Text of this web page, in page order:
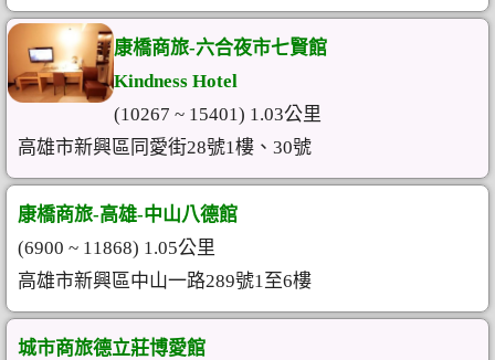
康橋商旅-六合夜市七賢館
Kindness Hotel
(10267 ~ 15401) 1.03公里
高雄市新興區同愛街28號1樓、30號
康橋商旅-高雄-中山八德館
(6900 ~ 11868) 1.05公里
高雄市新興區中山一路289號1至6樓
城市商旅德立莊博愛館